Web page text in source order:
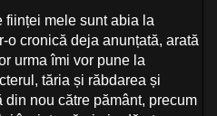
ființei mele sunt abia la
o cronică deja anunțată, arată
urma îmi vor pune la
tăria și răbdarea și
nou către pământ, precum